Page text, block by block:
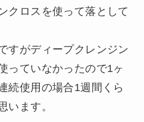
クロスを使って落として
すがディープクレンジン
っていなかったので1ヶ
続使用の場合1週間くら
います。